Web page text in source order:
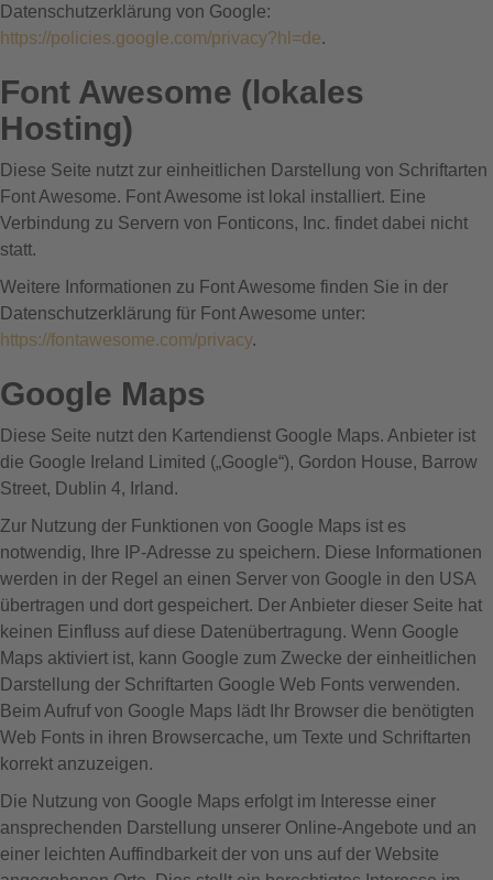
Datenschutzerklärung von Google:
https://policies.google.com/privacy?hl=de.
Font Awesome (lokales
Hosting)
Diese Seite nutzt zur einheitlichen Darstellung von Schriftarten
Font Awesome. Font Awesome ist lokal installiert. Eine
Verbindung zu Servern von Fonticons, Inc. findet dabei nicht
statt.
Weitere Informationen zu Font Awesome finden Sie in der
Datenschutzerklärung für Font Awesome unter:
https://fontawesome.com/privacy.
Google Maps
Diese Seite nutzt den Kartendienst Google Maps. Anbieter ist
die Google Ireland Limited („Google“), Gordon House, Barrow
Street, Dublin 4, Irland.
Zur Nutzung der Funktionen von Google Maps ist es
notwendig, Ihre IP-Adresse zu speichern. Diese Informationen
werden in der Regel an einen Server von Google in den USA
übertragen und dort gespeichert. Der Anbieter dieser Seite hat
keinen Einfluss auf diese Datenübertragung. Wenn Google
Maps aktiviert ist, kann Google zum Zwecke der einheitlichen
Darstellung der Schriftarten Google Web Fonts verwenden.
Beim Aufruf von Google Maps lädt Ihr Browser die benötigten
Web Fonts in ihren Browsercache, um Texte und Schriftarten
korrekt anzuzeigen.
Die Nutzung von Google Maps erfolgt im Interesse einer
ansprechenden Darstellung unserer Online-Angebote und an
einer leichten Auffindbarkeit der von uns auf der Website